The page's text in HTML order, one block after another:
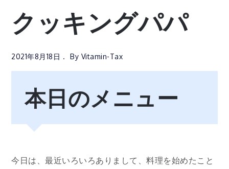
クッキングパパ
2021年8月18日 By Vitamin-Tax
本日のメニュー
今日は、最近いろいろありまして、料理を始めたこと